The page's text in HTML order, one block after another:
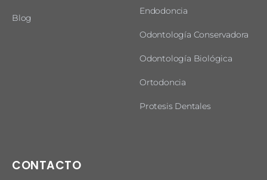
Blog
Endodoncia
Odontología Conservadora
Odontología Biológica
Ortodoncia
Protesis Dentales
CONTACTO